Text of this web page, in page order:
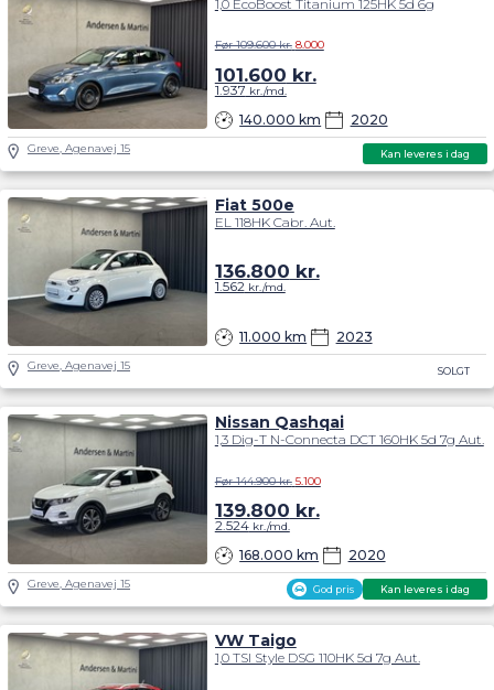
Kan leveres i dag
1,0 EcoBoost Titanium 125HK 5d 6g
140.000 km 2020
Før 109.600 kr. 8.000
101.600 kr.
1.937 kr./md.
Greve, Agenavej 15
SOLGT
Fiat 500e
EL 118HK Cabr. Aut.
11.000 km 2023
136.800 kr.
1.562kr./md.
Greve, Agenavej 15
God pris Kan leveres i dag
Nissan Qashqai
1,3 Dig-T N-Connecta DCT 160HK 5d 7g Aut.
168.000 km 2020
Før 144.900 kr. 5.100
139.800 kr.
2.524kr./md.
Greve, Agenavej 15
VW Taigo
1,0 TSI Style DSG 110HK 5d 7g Aut.